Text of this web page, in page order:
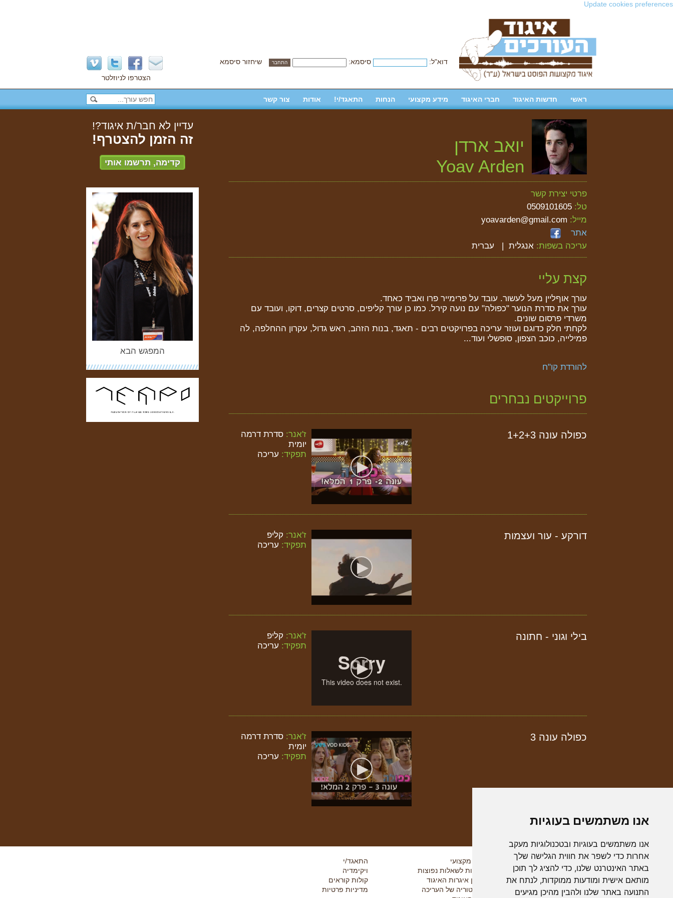
אנו משתמשים בעוגיות
אנו משתמשים בעוגיות ובטכנולוגיות מעקב
אחרות כדי לשפר את חווית הגלישה שלך
באתר האינטרנט שלנו, כדי להציג לך תוכן
מותאם אישית ומודעות ממוקדות, לנתח את
התנועה באתר שלנו ולהבין מהיכן מגיעים
Update cookies preferences
דוא"ל: סיסמא:
שיחזור סיסמא
הצטרפו לניוזלטר
ראשי חדשות האיגוד חברי האיגוד מידע מקצועי הנחות התאגד/י! אודות צור קשר
יואב ארדן
Yoav Arden
פרטי יצירת קשר
טל: 0509101605
מייל: yoavarden@gmail.com
אתר
עריכה בשפות: אנגלית עברית
קצת עליי
עורך אוףליין מעל לעשור. עובד על פרימייר פרו ואביד כאחד.
עורך את סדרת הנוער "כפולה" עם נועה קירל. כמו כן עורך קליפים, סרטים קצרים, דוקו, ועובד עם
משרדי פרסום שונים.
לקחתי חלק כדוגם ועוזר עריכה בפרויקטים רבים - תאגד, בנות הזהב, ראש גדול, עקרון ההחלפה, לה
פמילייה, כוכב הצפון, סופשלי ועוד...
להורדת קו"ח
פרוייקטים נבחרים
כפולה עונה 1+2+3 ז'אנר: סדרת דרמה
יומית
תפקיד: עריכה
דורקע - עור ועצמות ז'אנר: קליפ
תפקיד: עריכה
בילי וגוני - חתונה ז'אנר: קליפ
תפקיד: עריכה
כפולה עונה 3 ז'אנר: סדרת דרמה
יומית
תפקיד: עריכה
עדיין לא חבר/ת איגוד?!
זה הזמן להצטרף!
קדימה, תרשמו אותי
המפגש הבא
איך הכל התחיל מידע מקצועי
התאגד/י
דבר היו"ר
תשובות לשאלות נפוצות
ויקימדיה
המניפסט
ארכיון איגרות האיגוד
קולות קוראים
התקנון
ההיסטוריה של העריכה
מדיניות פרטיות